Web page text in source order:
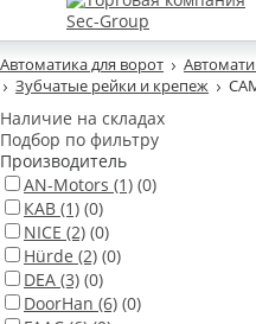
Автоматика для ворот
Зубчатые рейки и крепеж
Наличие на складах
Подбор по фильтру
Производитель
AN-Motors (1) (0)
КАВ (1) (0)
NICE (2) (0)
Hürde (2) (0)
DEA (3) (0)
DoorHan (6) (0)